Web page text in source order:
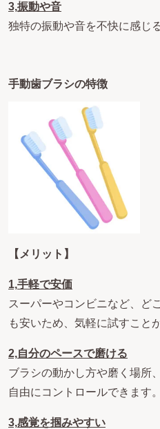
3,振動や音
独特の振動や音を不快に感じ
手動歯ブラシの特徴
【メリット】
1,手軽で安価
スーパーやコンビニなど、ど
も安いため、気軽に試すこと
2,自分のペースで磨ける
ブラシの動かし方や磨く場所
自由にコントロールできます。
3,感覚を掴みやすい